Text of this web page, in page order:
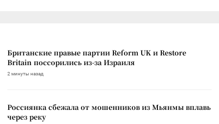
Британские правые партии Reform UK и Restore
Britain поссорились из-за Израиля
2 минуты назад
Россиянка сбежала от мошенников из Мьянмы вплавь
через реку